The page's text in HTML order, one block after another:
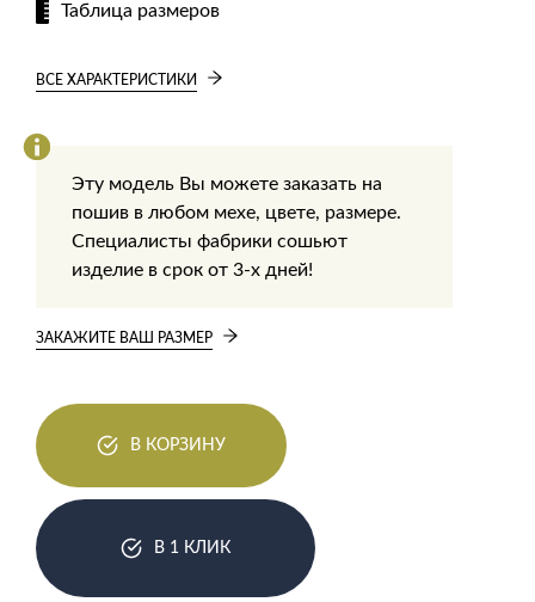
Таблица размеров
ВСЕ ХАРАКТЕРИСТИКИ
Эту модель Вы можете заказать на
пошив в любом мехе, цвете, размере.
Специалисты фабрики сошьют
изделие в срок от 3-х дней!
ЗАКАЖИТЕ ВАШ РАЗМЕР
В КОРЗИНУ
В 1 КЛИК